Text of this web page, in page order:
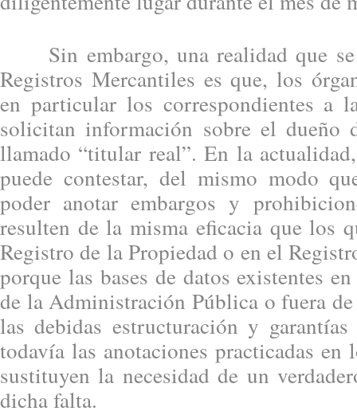
Sin embargo, una realidad que
Registros Mercantiles es que, los
en particular los correspondientes a
solicitan información sobre el dueño
llamado “titular real”. En la
puede contestar, del mismo modo
poder anotar embargos y
resulten de la misma eficacia que los
Registro de la Propiedad o en el
porque las bases de datos existentes
de la Administración Pública o fuera
las debidas estructuración y
todavía las anotaciones practicadas
sustituyen la necesidad de un
dicha falta.